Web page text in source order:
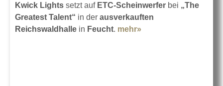
Kwick Lights setzt aufETC-Scheinwerfer bei „The
Greatest Talent“ in der ausverkauften
Reichswaldhalle in Feucht. mehr»